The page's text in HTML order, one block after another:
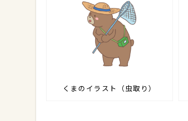
くまのイラスト（虫取り）